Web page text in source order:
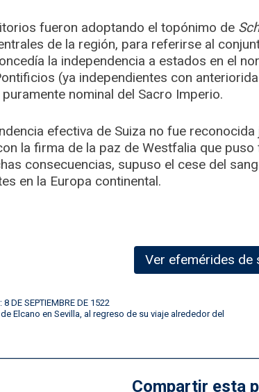
fueron adoptando el topónimo de
de la región, para referirse al
la independencia a estados en el
(ya independientes con
nominal del Sacro Imperio.
efectiva de Suiza no fue
la firma de la paz de Westfalia que
consecuencias, supuso el cese del
en la Europa continental.
Ver efemérides de
DE SEPTIEMBRE DE 1522
Elcano en Sevilla, al regreso de su viaje alrededor del
Compartir esta